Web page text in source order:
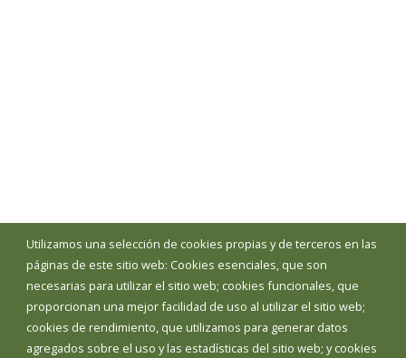
Utilizamos una selección de cookies propias y de terceros en las
páginas de este sitio web: Cookies esenciales, que son
necesarias para utilizar el sitio web; cookies funcionales, que
proporcionan una mejor facilidad de uso al utilizar el sitio web;
cookies de rendimiento, que utilizamos para generar datos
agregados sobre el uso y las estadísticas del sitio web; y cookies